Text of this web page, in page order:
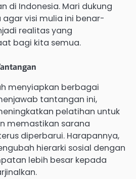
di Indonesia. Mari dukung
visi mulia ini benar-
realitas yang
bagi kita semua.
menyiapkan berbagai
tantangan ini,
pelatihan untuk
memastikan sarana
diperbarui. Harapannya,
hierarki sosial dengan
lebih besar kepada